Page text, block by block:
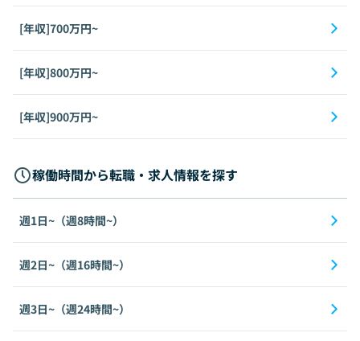
[年収]700万円~
[年収]800万円~
[年収]900万円~
稼働時間から転職・求人情報を探す
週1日~（週8時間~）
週2日~（週16時間~）
週3日~（週24時間~）